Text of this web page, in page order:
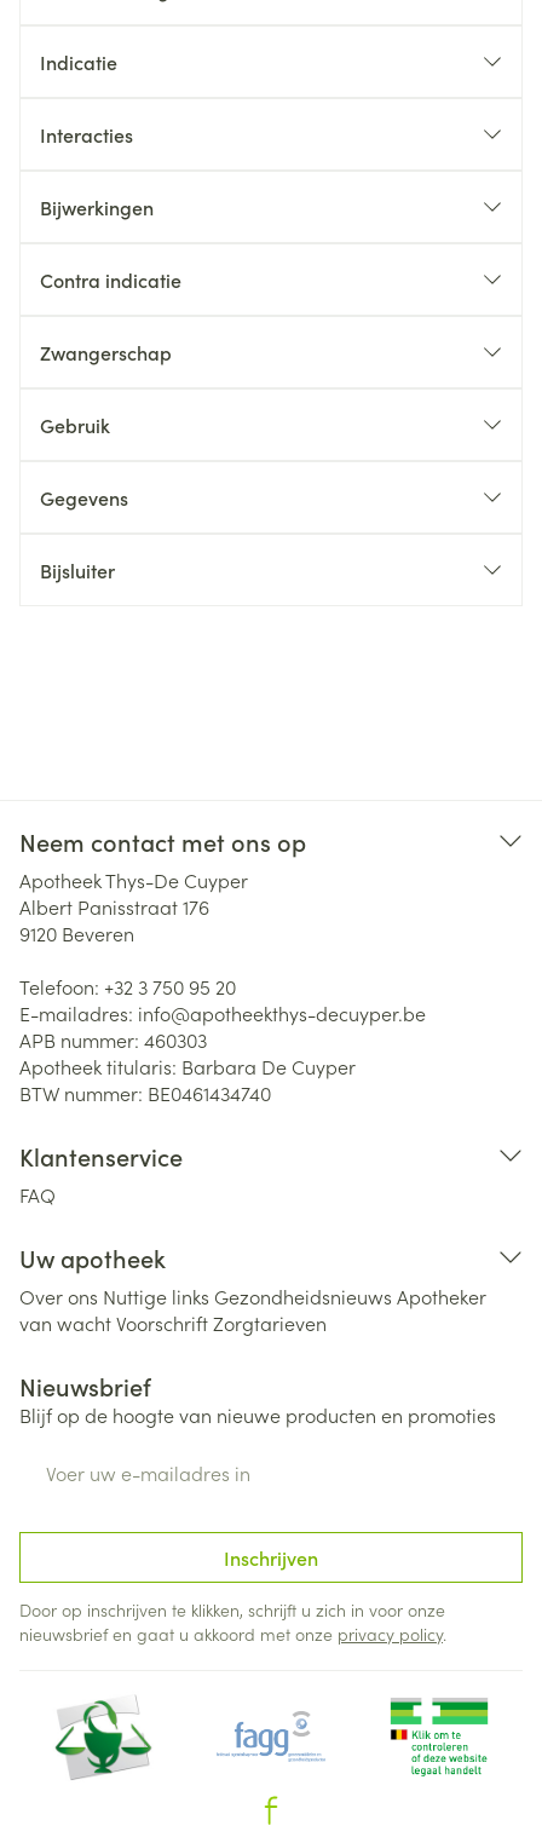
Indicatie
Interacties
Bijwerkingen
Contra indicatie
Zwangerschap
Gebruik
Gegevens
Bijsluiter
Neem contact met ons op
Apotheek Thys-De Cuyper
Albert Panisstraat 176
9120 Beveren
Telefoon: +32 3 750 95 20
E-mailadres: info@apotheekthys-decuyper.be
APB nummer: 460303
Apotheek titularis: Barbara De Cuyper
BTW nummer: BE0461434740
Klantenservice
FAQ
Uw apotheek
Over ons Nuttige links Gezondheidsnieuws Apotheker
van wachtVoorschriftZorgtarieven
Nieuwsbrief
Blijf op de hoogte van nieuwe producten en promoties
Inschrijven
Door op inschrijven te klikken, schrijft u zich in voor onze
nieuwsbrief en gaat u akkoord met onze privacy policy.